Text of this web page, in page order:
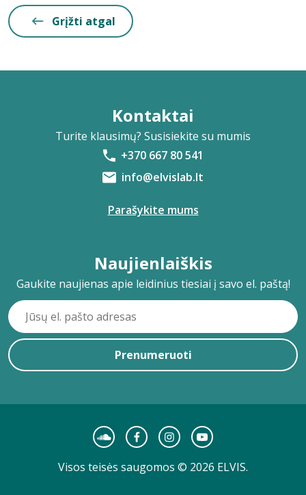
Grįžti atgal
Kontaktai
Turite klausimų? Susisiekite su mumis
+370 667 80 541
info@elvislab.lt
Parašykite mums
Naujienlaiškis
Gaukite naujienas apie leidinius tiesiai į savo el. paštą!
Prenumeruoti
Visos teisės saugomos © 2026 ELVIS.